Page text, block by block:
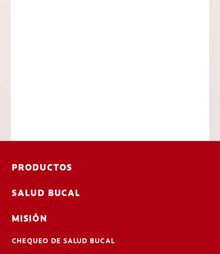
PRODUCTOS
SALUD BUCAL
MISIÓN
CHEQUEO DE SALUD BUCAL